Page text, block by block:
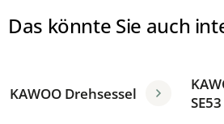
Das könnte Sie auch
KAWOO Drehsessel
SE53